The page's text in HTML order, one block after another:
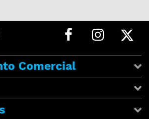
Comercial